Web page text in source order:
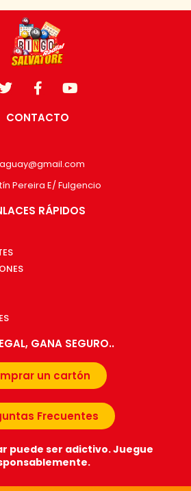
CONTACTO
Pereira E/ Fulgencio
RÁPIDOS
GANA SEGURO..
un cartón
Frecuentes
puede ser adictivo. Juegue